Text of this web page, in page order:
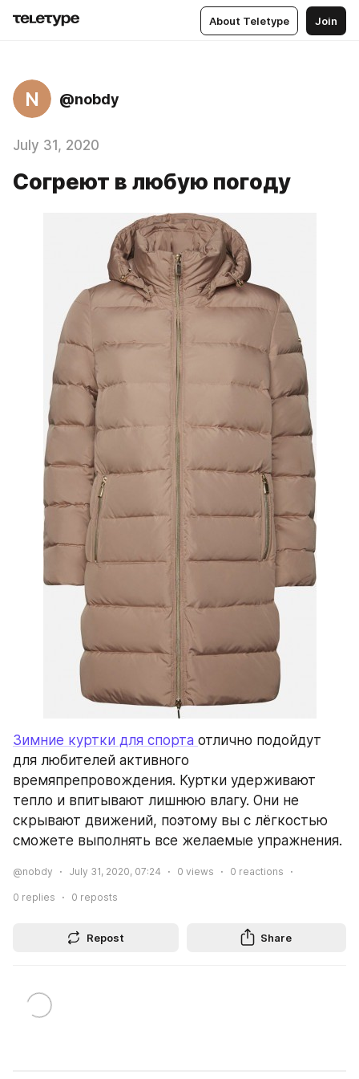
About Teletype Join
N @nobdy
July 31, 2020
Согреют в любую погоду
Зимние куртки для спорта отлично подойдут
для любителей активного
времяпрепровождения. Куртки удерживают
тепло и впитывают лишнюю влагу. Они не
скрывают движений, поэтому вы с лёгкостью
сможете выполнять все желаемые упражнения.
@nobdy July 31, 2020, 07:24 0 views 0 reactions
0 replies 0 reposts
Repost Share